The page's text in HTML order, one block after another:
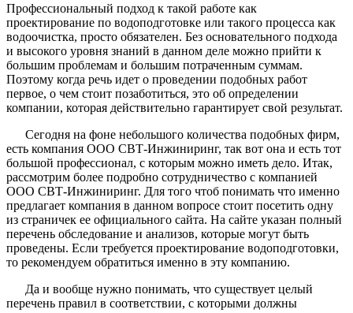
Профессиональный подход к такой работе как
проектирование по водоподготовке или такого процесса как
водоочистка, просто обязателен. Без основательного подхода
и высокого уровня знаний в данном деле можно прийти к
большим проблемам и большим потраченным суммам.
Поэтому когда речь идет о проведении подобных работ
первое, о чем стоит позаботиться, это об определении
компании, которая действительно гарантирует свой результат.
Сегодня на фоне небольшого количества подобных фирм,
есть компания ООО СВТ-Инжиниринг, так вот она и есть тот
большой профессионал, с которым можно иметь дело. Итак,
рассмотрим более подробно сотрудничество с компанией
ООО СВТ-Инжиниринг. Для того чтоб понимать что именно
предлагает компания в данном вопросе стоит посетить одну
из страничек ее официального сайта. На сайте указан полный
перечень обследование и анализов, которые могут быть
проведены. Если требуется проектирование водоподготовки,
то рекомендуем обратиться именно в эту компанию.
Да и вообще нужно понимать, что существует целый
перечень правил в соответствии, с которыми должны